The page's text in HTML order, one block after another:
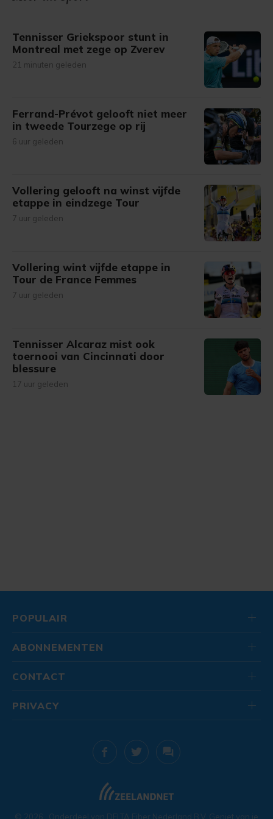
Tennisser Griekspoor stunt in
Montreal met zege op Zverev
21 minuten geleden
Ferrand-Prévot gelooft niet meer
in tweede Tourzege op rij
6 uur geleden
Vollering gelooft na winst vijfde
etappe in eindzege Tour
7 uur geleden
Vollering wint vijfde etappe in
Tour de France Femmes
7 uur geleden
Tennisser Alcaraz mist ook
toernooi van Cincinnati door
blessure
17 uur geleden
POPULAIR
ABONNEMENTEN
CONTACT
© 2026 . Onderdeel van DELTA Fiber Nederland B.V. Geniet van je
PRIVACY